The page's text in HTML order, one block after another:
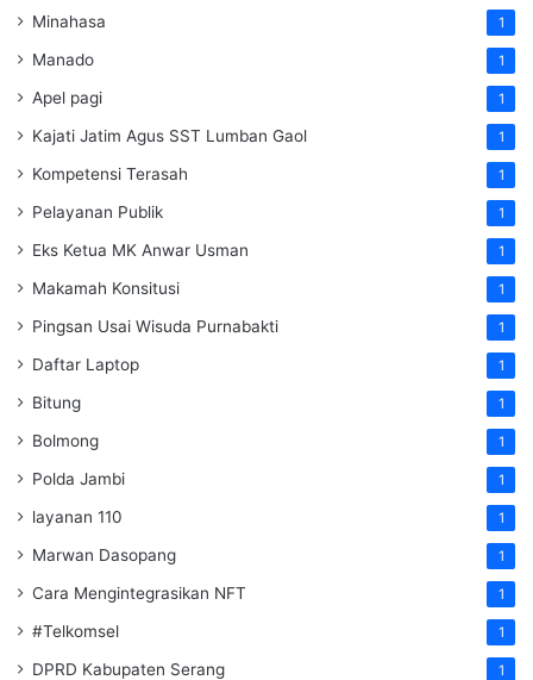
Minahasa 1
Manado 1
Apel pagi 1
Kajati Jatim Agus SST Lumban Gaol 1
Kompetensi Terasah 1
Pelayanan Publik 1
Eks Ketua MK Anwar Usman 1
Makamah Konsitusi 1
Pingsan Usai Wisuda Purnabakti 1
Daftar Laptop 1
Bitung 1
Bolmong 1
Polda Jambi 1
layanan 110 1
Marwan Dasopang 1
Cara Mengintegrasikan NFT 1
#Telkomsel 1
DPRD Kabupaten Serang 1